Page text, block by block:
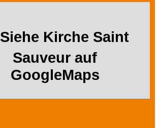
Siehe Kirche Saint
Sauveur auf
GoogleMaps